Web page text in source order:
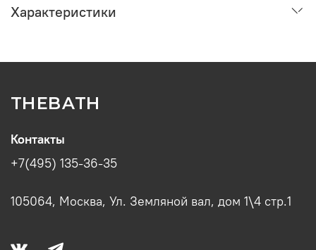
Характеристики
THEBATH
Контакты
+7(495) 135-36-35
105064, Москва, Ул. Земляной вал, дом 1\4 стр.1